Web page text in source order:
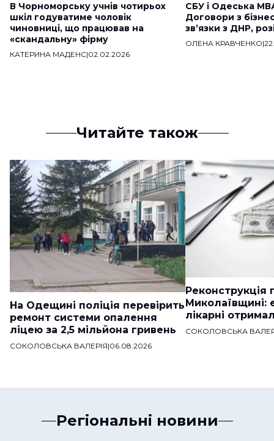
В Чорноморську учнів чотирьох
шкіл годуватиме чоловік
чиновниці, що працював на
«скандальну» фірму
КАТЕРИНА МАДЕНС|02.02.2026
СБУ і Одеська
Договори з
звʼязки з ДНР,
ОЛЕНА КРАВЧЕНКО|
Читайте також
На Одещині поліція перевірить
ремонт системи опалення
ліцею за 2,5 мільйона гривень
СОКОЛОВСЬКА ВАЛЕРІЯ|06.08.2026
Реконструкція
Миколаївщині:
лікарні
СОКОЛОВСЬКА
Регіональні новини